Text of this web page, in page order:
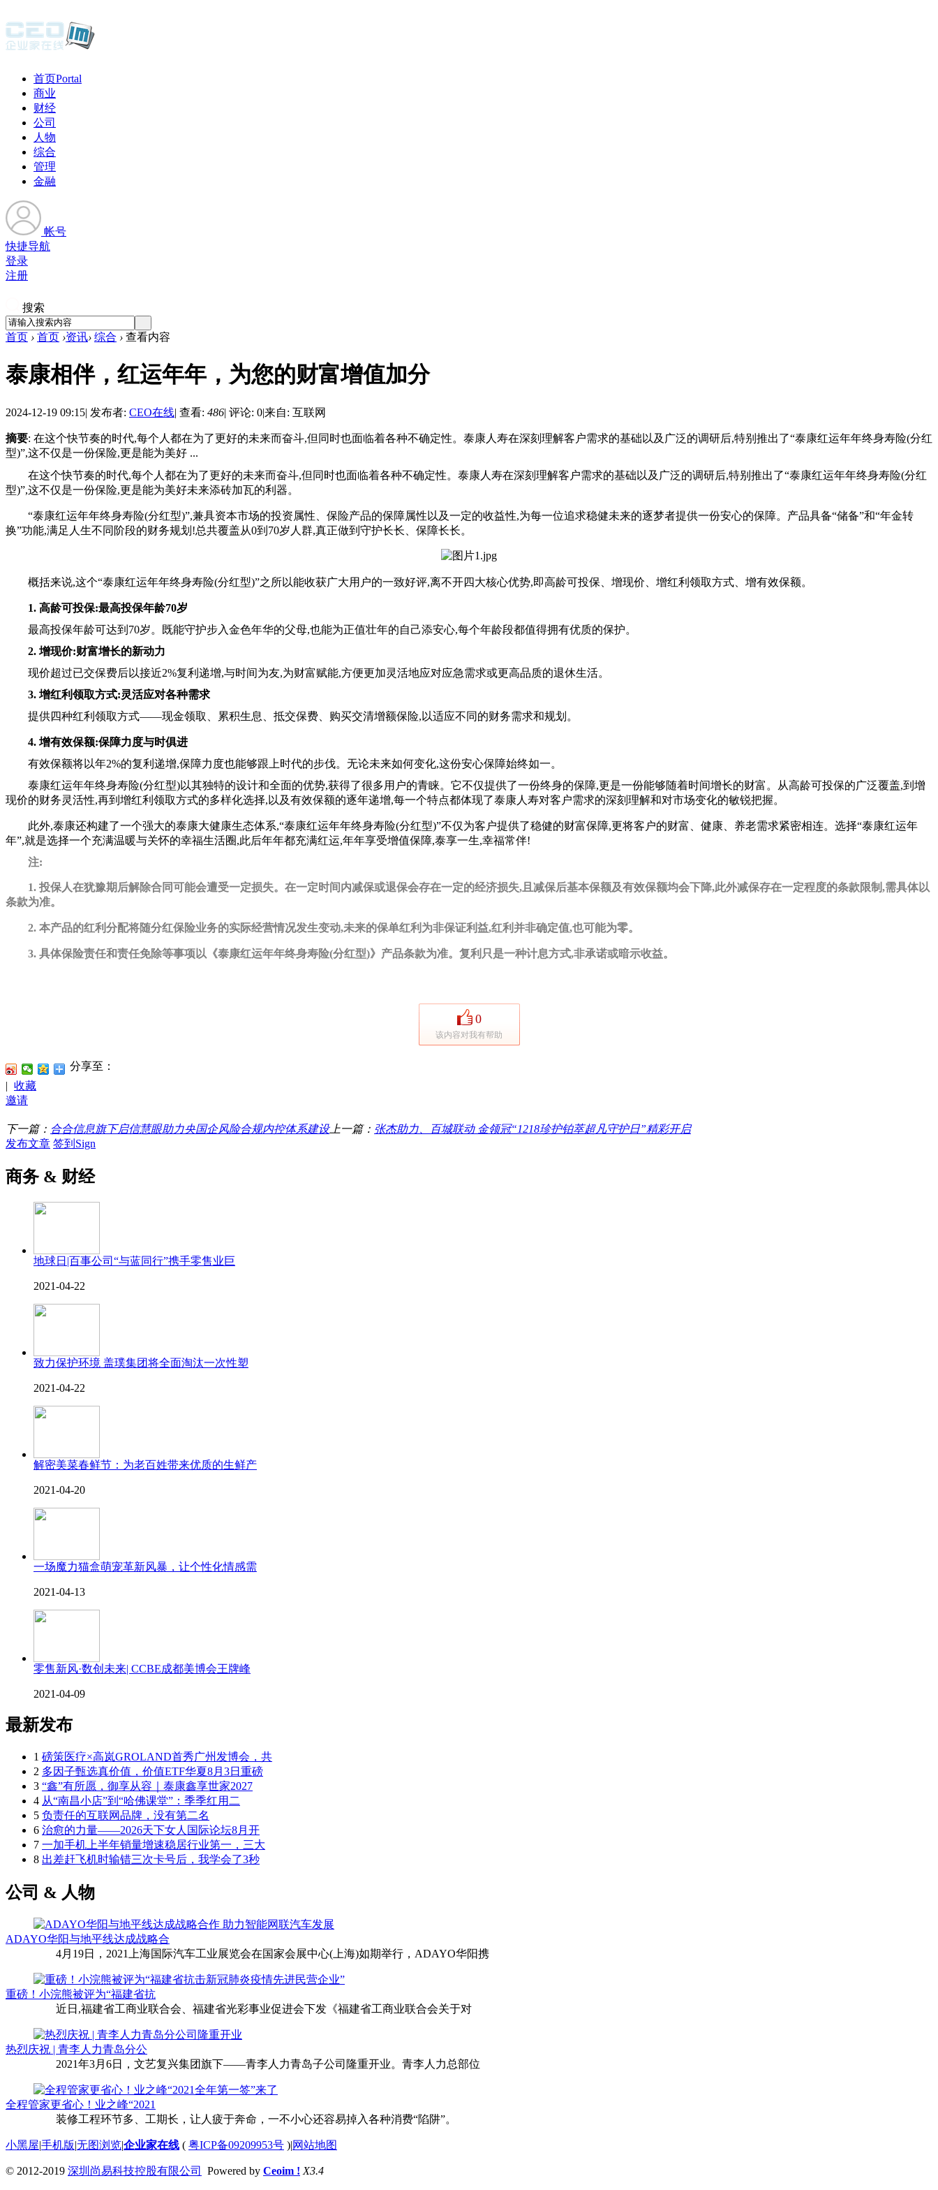
首页Portal
商业
财经
公司
人物
综合
管理
金融
帐号
快捷导航
登录
注册
搜索
首页 › 首页 ›资讯› 综合 › 查看内容
泰康相伴，红运年年，为您的财富增值加分
2024-12-19 09:15| 发布者: CEO在线| 查看: 486| 评论: 0|来自: 互联网
摘要: 在这个快节奏的时代,每个人都在为了更好的未来而奋斗,但同时也面临着各种不确定性。泰康人寿在深刻理解客户需求的基础以及广泛的调研后,特别推出了“泰康红运年年终身寿险(分红
型)”,这不仅是一份保险,更是能为美好 ...
在这个快节奏的时代,每个人都在为了更好的未来而奋斗,但同时也面临着各种不确定性。泰康人寿在深刻理解客户需求的基础以及广泛的调研后,特别推出了“泰康红运年年终身寿险(分红
型)”,这不仅是一份保险,更是能为美好未来添砖加瓦的利器。
“泰康红运年年终身寿险(分红型)”,兼具资本市场的投资属性、保险产品的保障属性以及一定的收益性,为每一位追求稳健未来的逐梦者提供一份安心的保障。产品具备“储备”和“年金转
换”功能,满足人生不同阶段的财务规划!总共覆盖从0到70岁人群,真正做到守护长长、保障长长。
概括来说,这个“泰康红运年年终身寿险(分红型)”之所以能收获广大用户的一致好评,离不开四大核心优势,即高龄可投保、增现价、增红利领取方式、增有效保额。
1. 高龄可投保:最高投保年龄70岁
最高投保年龄可达到70岁。既能守护步入金色年华的父母,也能为正值壮年的自己添安心,每个年龄段都值得拥有优质的保护。
2. 增现价:财富增长的新动力
现价超过已交保费后以接近2%复利递增,与时间为友,为财富赋能,方便更加灵活地应对应急需求或更高品质的退休生活。
3. 增红利领取方式:灵活应对各种需求
提供四种红利领取方式——现金领取、累积生息、抵交保费、购买交清增额保险,以适应不同的财务需求和规划。
4. 增有效保额:保障力度与时俱进
有效保额将以年2%的复利递增,保障力度也能够跟上时代的步伐。无论未来如何变化,这份安心保障始终如一。
泰康红运年年终身寿险(分红型)以其独特的设计和全面的优势,获得了很多用户的青睐。它不仅提供了一份终身的保障,更是一份能够随着时间增长的财富。从高龄可投保的广泛覆盖,到增
现价的财务灵活性,再到增红利领取方式的多样化选择,以及有效保额的逐年递增,每一个特点都体现了泰康人寿对客户需求的深刻理解和对市场变化的敏锐把握。
此外,泰康还构建了一个强大的泰康大健康生态体系,“泰康红运年年终身寿险(分红型)”不仅为客户提供了稳健的财富保障,更将客户的财富、健康、养老需求紧密相连。选择“泰康红运年
年”,就是选择一个充满温暖与关怀的幸福生活圈,此后年年都充满红运,年年享受增值保障,泰享一生,幸福常伴!
注:
1. 投保人在犹豫期后解除合同可能会遭受一定损失。在一定时间内减保或退保会存在一定的经济损失,且减保后基本保额及有效保额均会下降,此外减保存在一定程度的条款限制,需具体以
条款为准。
2. 本产品的红利分配将随分红保险业务的实际经营情况发生变动,未来的保单红利为非保证利益,红利并非确定值,也可能为零。
3. 具体保险责任和责任免除等事项以《泰康红运年年终身寿险(分红型)》产品条款为准。复利只是一种计息方式,非承诺或暗示收益。
0
该内容对我有帮助
分享至：
| 收藏
邀请
下一篇： 合合信息旗下启信慧眼助力央国企风险合规内控体系建设上一篇： 张杰助力、百城联动 金领冠“1218珍护铂萃超凡守护日”精彩开启
发布文章 签到Sign
商务 & 财经
地球日|百事公司“与蓝同行”携手零售业巨
2021-04-22
致力保护环境 盖璞集团将全面淘汰一次性塑
2021-04-22
解密美菜春鲜节：为老百姓带来优质的生鲜产
2021-04-20
一场魔力猫盒萌宠革新风暴，让个性化情感需
2021-04-13
零售新风·数创未来| CCBE成都美博会王牌峰
2021-04-09
最新发布
1 磅策医疗×高岚GROLAND首秀广州发博会，共
2 多因子甄选真价值，价值ETF华夏8月3日重磅
3 “鑫”有所愿，御享从容｜泰康鑫享世家2027
4 从“南昌小店”到“哈佛课堂”：季季红用二
5 负责任的互联网品牌，没有第二名
6 治愈的力量——2026天下女人国际论坛8月开
7 一加手机上半年销量增速稳居行业第一，三大
8 出差赶飞机时输错三次卡号后，我学会了3秒
公司 & 人物
ADAYO华阳与地平线达成战略合
4月19日，2021上海国际汽车工业展览会在国家会展中心(上海)如期举行，ADAYO华阳携
重磅！小浣熊被评为“福建省抗
近日,福建省工商业联合会、福建省光彩事业促进会下发《福建省工商业联合会关于对
热烈庆祝 | 青李人力青岛分公
2021年3月6日，文艺复兴集团旗下——青李人力青岛子公司隆重开业。青李人力总部位
全程管家更省心！业之峰“2021
装修工程环节多、工期长，让人疲于奔命，一不小心还容易掉入各种消费“陷阱”。
小黑屋|手机版|无图浏览|企业家在线 ( 粤ICP备09209953号 )|网站地图
© 2012-2019 深圳尚易科技控股有限公司 Powered by Ceoim ! X3.4